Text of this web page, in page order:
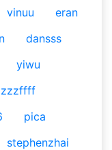
vinuu
eran
dansss
yiwu
zzzffff
pica
stephenzhai